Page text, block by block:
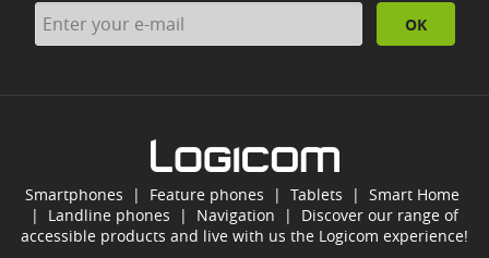
OK
Smartphones | Feature phones | Tablets | Smart Home
| Landline phones | Navigation | Discover our range of
accessible products and live with us the Logicom experience!